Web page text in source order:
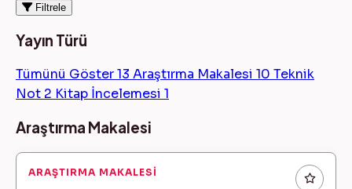
Filtrele
Yayın Türü
Tümünü Göster13 Araştırma Makalesi 10 Teknik
Not 2 Kitap İncelemesi 1
Makaleler
Araştırma Makalesi
ARAŞTIRMA MAKALESI